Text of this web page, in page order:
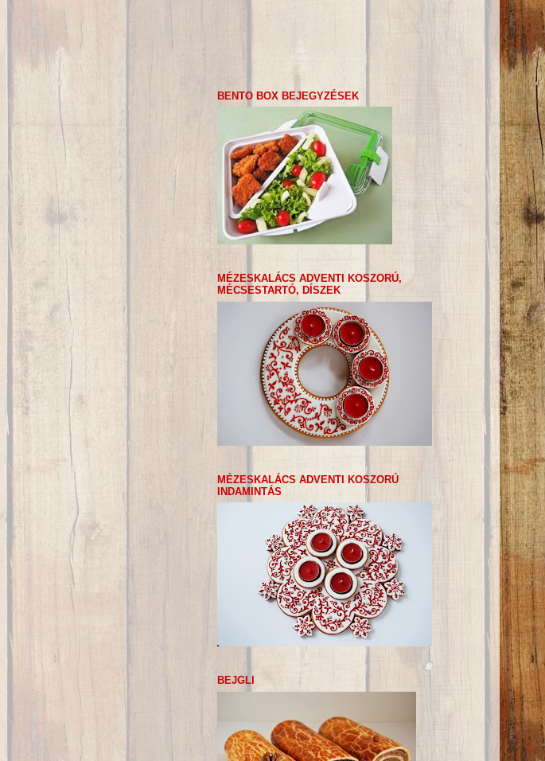
BENTO BOX BEJEGYZÉSEK
MÉZESKALÁCS ADVENTI KOSZORÚ,
MÉCSESTARTÓ, DÍSZEK
MÉZESKALÁCS ADVENTI KOSZORÚ
INDAMINTÁS
BEJGLI